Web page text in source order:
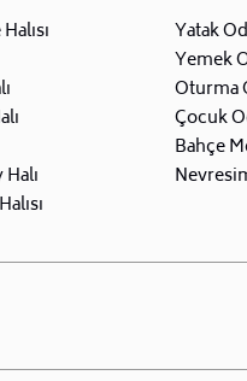
Yatak
Yemek
Oturma
Çocuk
Bahçe